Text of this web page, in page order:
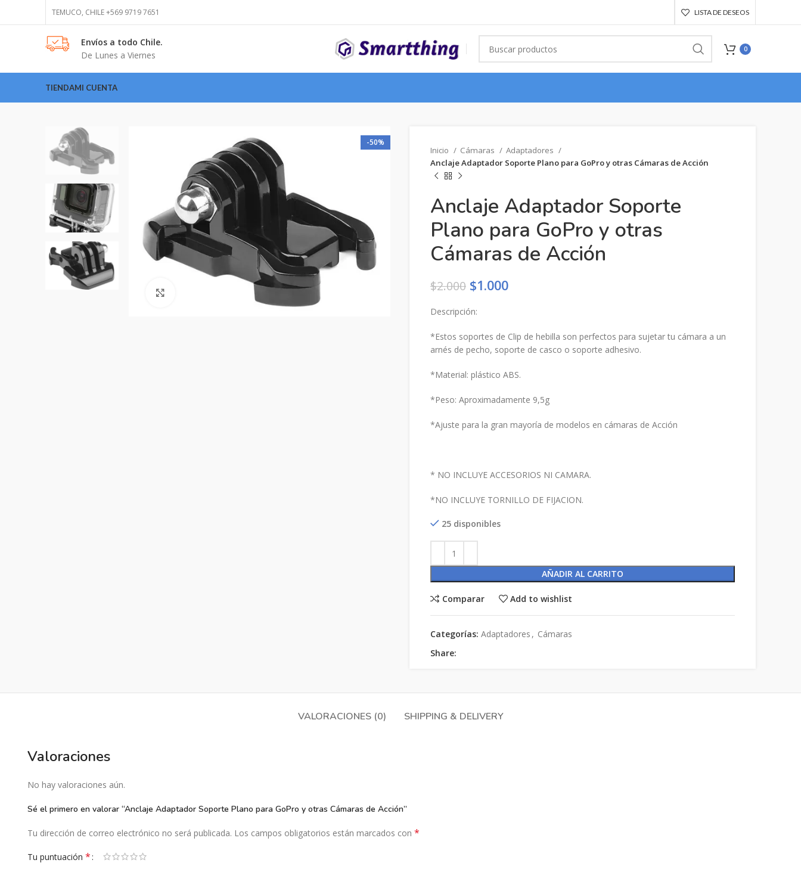
TEMUCO, CHILE +569 9719 7651 LISTA DE DESEOS
Envíos a todo Chile.
De Lunes a Viernes
0
TIENDAMI CUENTA
-50%
Inicio Cámaras
Adaptadores
Anclaje Adaptador Soporte Plano para GoPro y otras Cámaras de Acción
Anclaje Adaptador Soporte
Plano para GoPro y otras
Cámaras de Acción
$2.000 El
original
era:
$2.000.
$1.000El
es:
$1.000.
Descripción:
*Estos soportes de Clip de hebilla son perfectos para sujetar tu cámara a un
arnés de pecho, soporte de casco o soporte adhesivo.
*Material: plástico ABS.
*Peso: Aproximadamente 9,5g
*Ajuste para la gran mayoría de modelos en cámaras de Acción
* NO INCLUYE ACCESORIOS NI CAMARA.
*NO INCLUYE TORNILLO DE FIJACION.
25 disponibles
AÑADIR AL CARRITO
Comparar Add to wishlist
Categorías: Adaptadores , Cámaras
Share:
VALORACIONES (0) SHIPPING & DELIVERY
Valoraciones
No hay valoraciones aún.
Sé el primero en valorar “Anclaje Adaptador Soporte Plano para GoPro y otras Cámaras de Acción”
Tu dirección de correo electrónico no será publicada. Los campos obligatorios están marcados con *
Tu puntuación *